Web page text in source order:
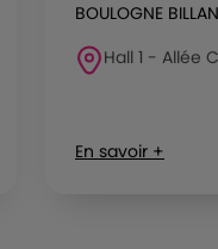
BOULOGNE
Hall 1 - Allée
En savoir +